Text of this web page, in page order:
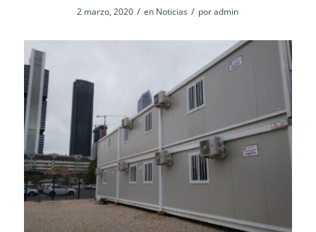
2 marzo, 2020 / en Noticias / poradmin